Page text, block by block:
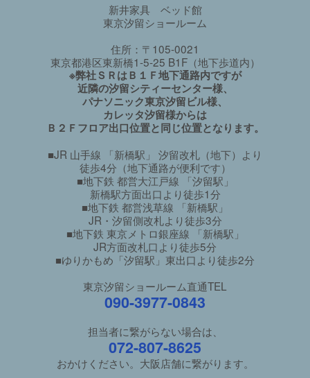
新井家具 ベッド館
東京汐留ショールーム
住所：〒105-0021
東京都港区東新橋1-5-25 B1F（地下歩道内）
※弊社ＳＲはＢ１Ｆ地下通路内ですが
近隣の汐留シティーセンター様、
パナソニック東京汐留ビル様、
カレッタ汐留様からは
Ｂ２Ｆフロア出口位置と同じ位置となります。
■JR 山手線 「新橋駅」 汐留改札（地下）より
徒歩4分（地下通路が便利です）
■地下鉄 都営大江戸線 「汐留駅」
新橋駅方面出口より徒歩1分
■地下鉄 都営浅草線 「新橋駅」
JR・汐留側改札より徒歩3分
■地下鉄 東京メトロ銀座線 「新橋駅」
JR方面改札口より徒歩5分
■ゆりかもめ「汐留駅」東出口より徒歩2分
東京汐留ショールーム直通TEL
090-3977-0843
担当者に繋がらない場合は、
072-807-8625
おかけください。大阪店舗に繋がります。